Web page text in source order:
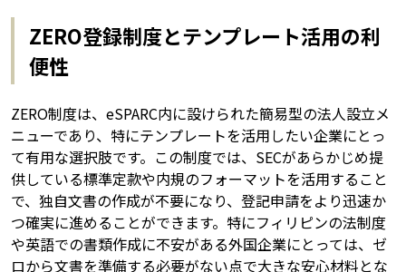
ZERO登録制度とテンプレート活用の利
便性
ZERO制度は、eSPARC内に設けられた簡易型の法人設立メ
ニューであり、特にテンプレートを活用したい企業にとっ
て有用な選択肢です。この制度では、SECがあらかじめ提
供している標準定款や内規のフォーマットを活用すること
で、独自文書の作成が不要になり、登記申請をより迅速か
つ確実に進めることができます。特にフィリピンの法制度
や英語での書類作成に不安がある外国企業にとっては、ゼ
ロから文書を準備する必要がない点で大きな安心材料とな